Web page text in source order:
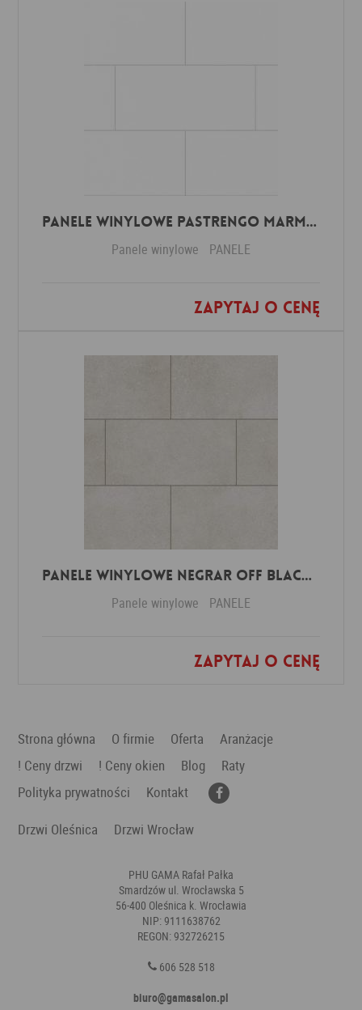
Panele winylowe Pastrengo marmor beige 57590 Klasa 34 3 mm
Panele winylowe PANELE
Zapytaj o cenę
Dodaj do ulubionych
Panele winylowe Negrar off black 57614 Klasa 34 3 mm
Panele winylowe PANELE
Zapytaj o cenę
Dodaj do ulubionych
Strona główna O firmie Oferta
Aranżacje
! Ceny drzwi
! Ceny okien Blog
Raty
Polityka prywatności
Kontakt
Drzwi Oleśnica
Drzwi Wrocław
PHU GAMA Rafał Pałka
Smardzów ul. Wrocławska 5
56-400 Oleśnica k. Wrocławia
NIP: 9111638762
REGON: 932726215
606 528 518
biuro@gamasalon.pl